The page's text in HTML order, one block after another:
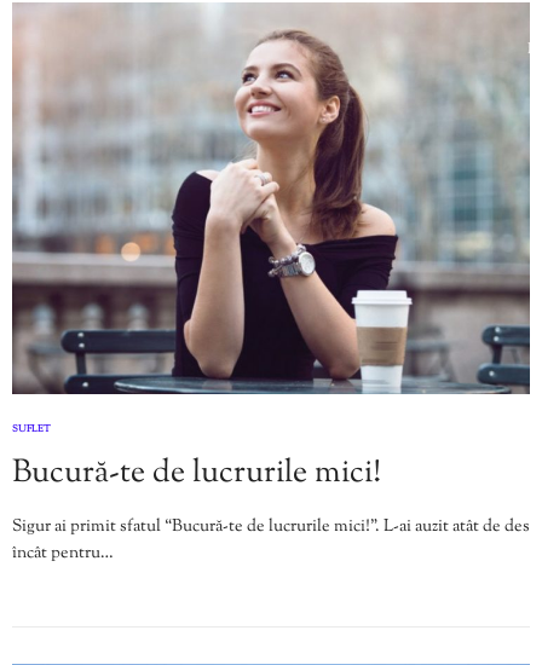
SUFLET
Bucură-te de lucrurile mici!
Sigur ai primit sfatul “Bucură-te de lucrurile mici!”. L-ai auzit atât de des
încât pentru…